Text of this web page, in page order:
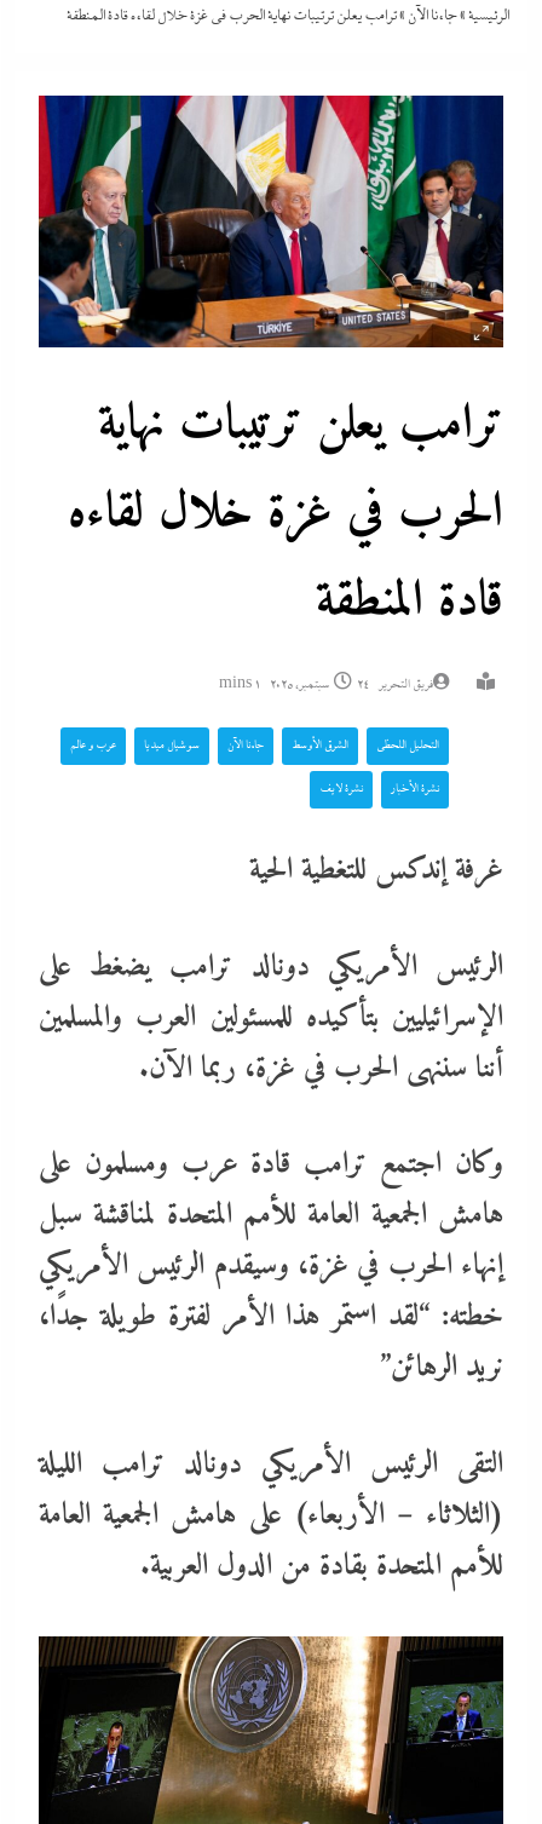
الرئيسية»جاءنا الآن »ترامب يعلن ترتيبات نهاية الحرب في غزة خلال لقاءه قادة المنطقة
ترامب يعلن ترتيبات نهاية
الحرب في غزة خلال لقاءه
قادة المنطقة
فريق التحرير 24 سبتمبر، 2025 1 mins
التحليل اللحظي الشرق الأوسط جاءنا الآن سوشيال ميديا عرب و عالم
نشرة الأخبار نشرة لايف
غرفة إندكس للتغطية الحية
الرئيس الأمريكي دونالد ترامب يضغط على
الإسرائيليين بتأكيده للمسئولين العرب والمسلمين
أننا سننهى الحرب في غزة، ربما الآن.
وكان اجتمع ترامب قادة عرب ومسلمون على
هامش الجمعية العامة للأمم المتحدة لمناقشة سبل
إنهاء الحرب في غزة، وسيقدم الرئيس الأمريكي
خطته: “لقد استمر هذا الأمر لفترة طويلة جدًا،
نريد الرهائن”
التقى الرئيس الأمريكي دونالد ترامب الليلة
(الثلاثاء – الأربعاء) على هامش الجمعية العامة
للأمم المتحدة بقادة من الدول العربية.